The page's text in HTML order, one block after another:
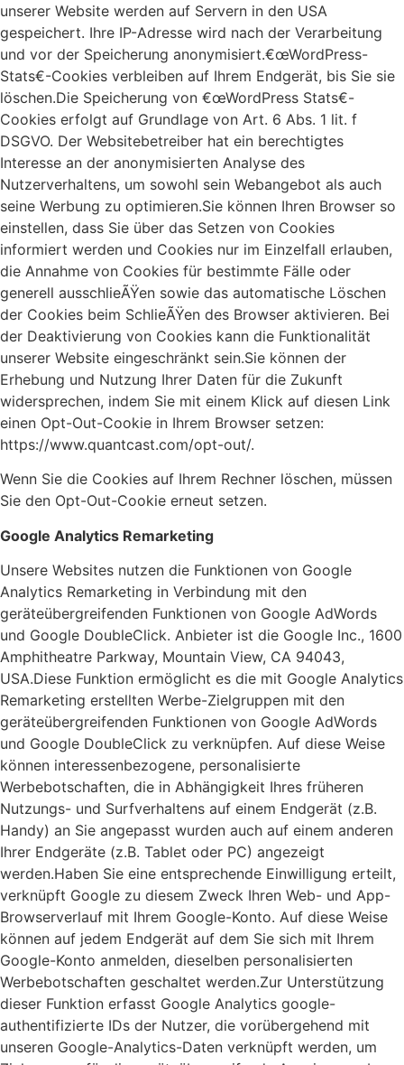
unserer Website werden auf Servern in den USA
gespeichert. Ihre IP-Adresse wird nach der Verarbeitung
und vor der Speicherung anonymisiert.€œWordPress-
Stats€-Cookies verbleiben auf Ihrem Endgerät, bis Sie sie
löschen.Die Speicherung von €œWordPress Stats€-
Cookies erfolgt auf Grundlage von Art. 6 Abs. 1 lit. f
DSGVO. Der Websitebetreiber hat ein berechtigtes
Interesse an der anonymisierten Analyse des
Nutzerverhaltens, um sowohl sein Webangebot als auch
seine Werbung zu optimieren.Sie können Ihren Browser so
einstellen, dass Sie über das Setzen von Cookies
informiert werden und Cookies nur im Einzelfall erlauben,
die Annahme von Cookies für bestimmte Fälle oder
generell ausschlieÃŸen sowie das automatische Löschen
der Cookies beim SchlieÃŸen des Browser aktivieren. Bei
der Deaktivierung von Cookies kann die Funktionalität
unserer Website eingeschränkt sein.Sie können der
Erhebung und Nutzung Ihrer Daten für die Zukunft
widersprechen, indem Sie mit einem Klick auf diesen Link
einen Opt-Out-Cookie in Ihrem Browser setzen:
https://www.quantcast.com/opt-out/.
Wenn Sie die Cookies auf Ihrem Rechner löschen, müssen
Sie den Opt-Out-Cookie erneut setzen.
Google Analytics Remarketing
Unsere Websites nutzen die Funktionen von Google
Analytics Remarketing in Verbindung mit den
geräteübergreifenden Funktionen von Google AdWords
und Google DoubleClick. Anbieter ist die Google Inc., 1600
Amphitheatre Parkway, Mountain View, CA 94043,
USA.Diese Funktion ermöglicht es die mit Google Analytics
Remarketing erstellten Werbe-Zielgruppen mit den
geräteübergreifenden Funktionen von Google AdWords
und Google DoubleClick zu verknüpfen. Auf diese Weise
können interessenbezogene, personalisierte
Werbebotschaften, die in Abhängigkeit Ihres früheren
Nutzungs- und Surfverhaltens auf einem Endgerät (z.B.
Handy) an Sie angepasst wurden auch auf einem anderen
Ihrer Endgeräte (z.B. Tablet oder PC) angezeigt
werden.Haben Sie eine entsprechende Einwilligung erteilt,
verknüpft Google zu diesem Zweck Ihren Web- und App-
Browserverlauf mit Ihrem Google-Konto. Auf diese Weise
können auf jedem Endgerät auf dem Sie sich mit Ihrem
Google-Konto anmelden, dieselben personalisierten
Werbebotschaften geschaltet werden.Zur Unterstützung
dieser Funktion erfasst Google Analytics google-
authentifizierte IDs der Nutzer, die vorübergehend mit
unseren Google-Analytics-Daten verknüpft werden, um